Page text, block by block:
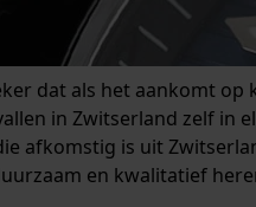
dat als het aankomt
in Zwitserland zelf
afkomstig is uit
en kwalitatief